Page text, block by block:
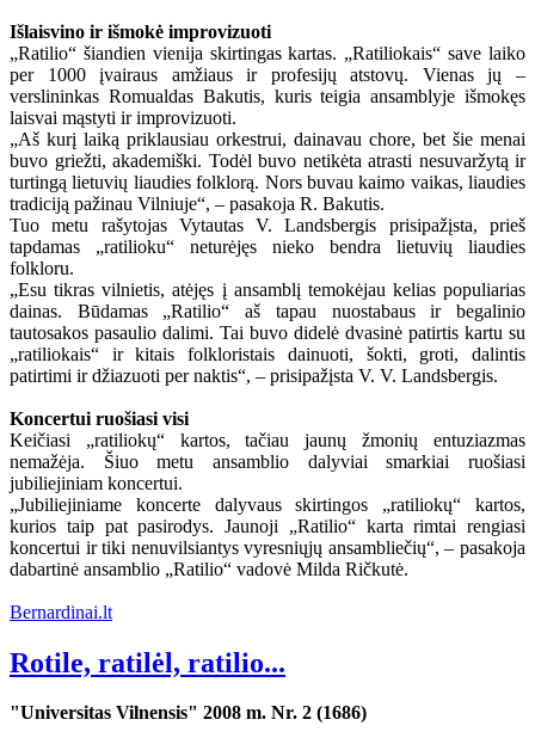
Išlaisvino ir išmokė improvizuoti
„Ratilio“ šiandien vienija skirtingas kartas. „Ratiliokais“ save laiko
per 1000 įvairaus amžiaus ir profesijų atstovų. Vienas jų –
verslininkas Romualdas Bakutis, kuris teigia ansamblyje išmokęs
laisvai mąstyti ir improvizuoti.
„Aš kurį laiką priklausiau orkestrui, dainavau chore, bet šie menai
buvo griežti, akademiški. Todėl buvo netikėta atrasti nesuvaržytą ir
turtingą lietuvių liaudies folklorą. Nors buvau kaimo vaikas, liaudies
tradiciją pažinau Vilniuje“, – pasakoja R. Bakutis.
Tuo metu rašytojas Vytautas V. Landsbergis prisipažįsta, prieš
tapdamas „ratilioku“ neturėjęs nieko bendra lietuvių liaudies
folkloru.
„Esu tikras vilnietis, atėjęs į ansamblį temokėjau kelias populiarias
dainas. Būdamas „Ratilio“ aš tapau nuostabaus ir begalinio
tautosakos pasaulio dalimi. Tai buvo didelė dvasinė patirtis kartu su
„ratiliokais“ ir kitais folkloristais dainuoti, šokti, groti, dalintis
patirtimi ir džiazuoti per naktis“, – prisipažįsta V. V. Landsbergis.
Koncertui ruošiasi visi
Keičiasi „ratiliokų“ kartos, tačiau jaunų žmonių entuziazmas
nemažėja. Šiuo metu ansamblio dalyviai smarkiai ruošiasi
jubiliejiniam koncertui.
„Jubiliejiniame koncerte dalyvaus skirtingos „ratiliokų“ kartos,
kurios taip pat pasirodys. Jaunoji „Ratilio“ karta rimtai rengiasi
koncertui ir tiki nenuvilsiantys vyresniųjų ansambliečių“, – pasakoja
dabartinė ansamblio „Ratilio“ vadovė Milda Ričkutė.
Bernardinai.lt
Rotile, ratilėl, ratilio...
"Universitas Vilnensis" 2008 m. Nr. 2 (1686)